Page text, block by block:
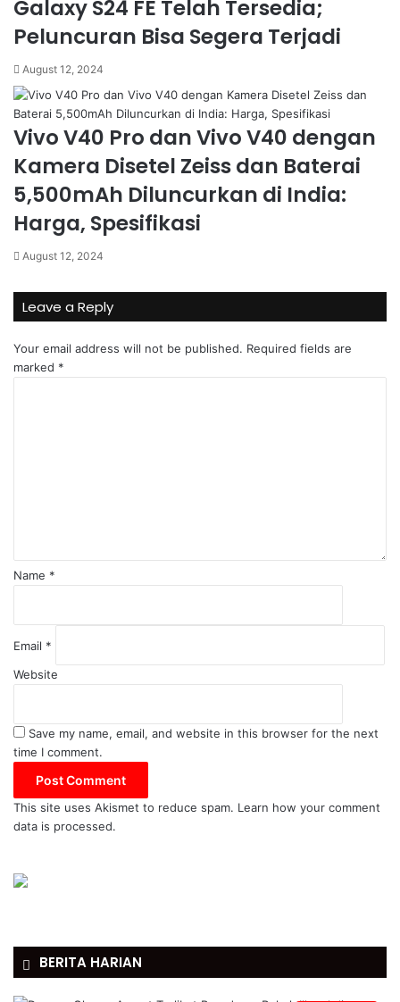
Galaxy S24 FE Telah Tersedia;
Peluncuran Bisa Segera Terjadi
August 12, 2024
Vivo V40 Pro dan Vivo V40 dengan
Kamera Disetel Zeiss dan Baterai
5,500mAh Diluncurkan di India:
Harga, Spesifikasi
August 12, 2024
Leave a Reply
Your email address will not be published. Required fields are
marked *
Name *
Email *
Website
Save my name, email, and website in this browser for the next
time I comment.
This site uses Akismet to reduce spam. Learn how your comment
data is processed.
BERITA HARIAN